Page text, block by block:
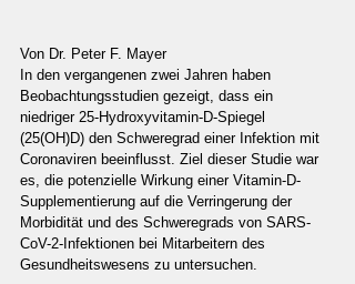
Von Dr. Peter F. Mayer
In den vergangenen zwei Jahren haben
Beobachtungsstudien gezeigt, dass ein
niedriger 25-Hydroxyvitamin-D-Spiegel
(25(OH)D) den Schweregrad einer Infektion mit
Coronaviren beeinflusst. Ziel dieser Studie war
es, die potenzielle Wirkung einer Vitamin-D-
Supplementierung auf die Verringerung der
Morbidität und des Schweregrads von SARS-
CoV-2-Infektionen bei Mitarbeitern des
Gesundheitswesens zu untersuchen.